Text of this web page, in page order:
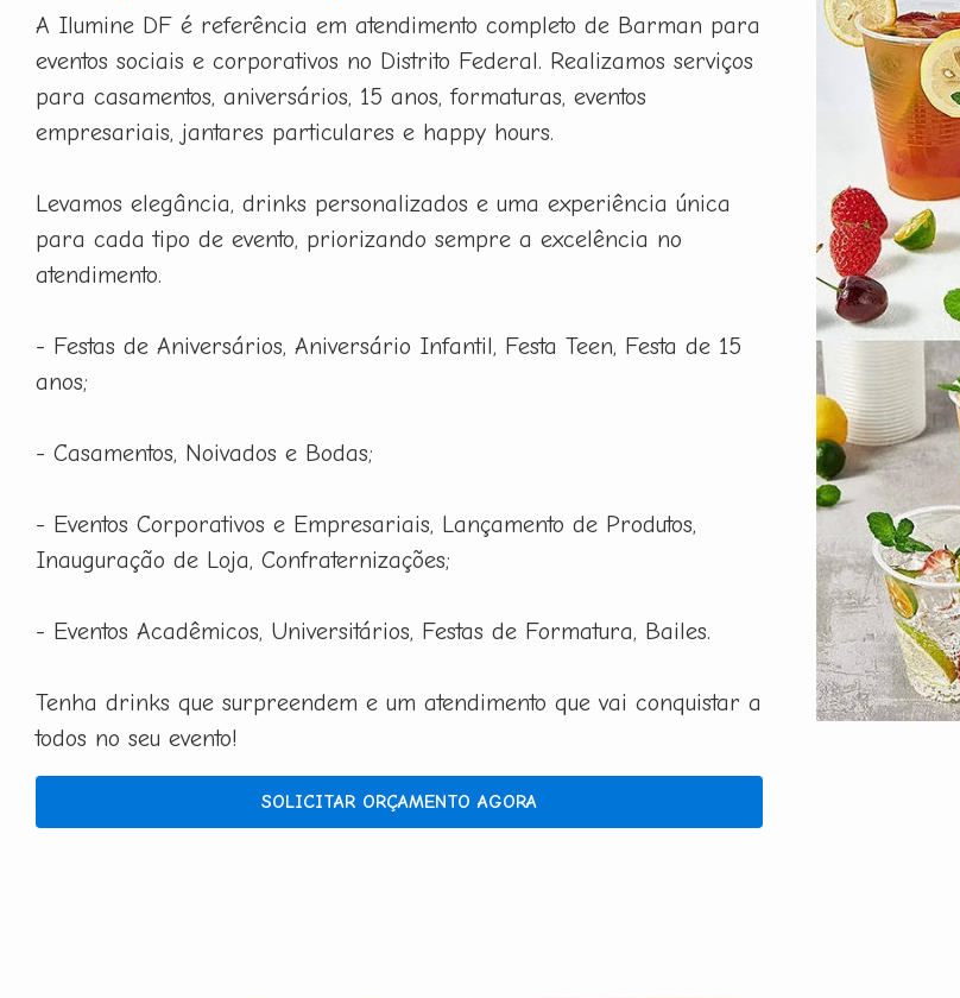
A Ilumine DF é referência em atendimento completo de Barman para
eventos sociais e corporativos no Distrito Federal. Realizamos serviços
para casamentos, aniversários, 15 anos, formaturas, eventos
empresariais, jantares particulares e happy hours.
Levamos elegância, drinks personalizados e uma experiência única
para cada tipo de evento, priorizando sempre a excelência no
atendimento.
- Festas de Aniversários, Aniversário Infantil, Festa Teen, Festa de 15
anos;
- Casamentos, Noivados e Bodas;
- Eventos Corporativos e Empresariais, Lançamento de Produtos,
Inauguração de Loja, Confraternizações;
- Eventos Acadêmicos, Universitários, Festas de Formatura, Bailes.
Tenha drinks que surpreendem e um atendimento que vai conquistar a
todos no seu evento!
SOLICITAR ORÇAMENTO AGORA